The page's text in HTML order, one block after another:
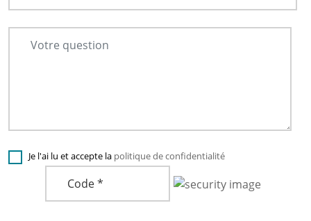
Je l'ai lu et accepte la politique de confidentialité